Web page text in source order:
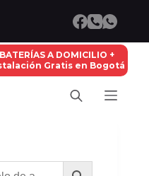
BATERÍAS A DOMICILIO +
Gratis en Bogotá